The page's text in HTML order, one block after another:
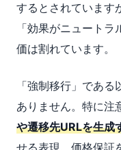
するとされています
「効果がニュート
価は割れています。
「強制移行」であ
ありません。特に注
や遷移先URLを生成